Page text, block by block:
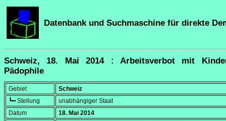
Datenbank und Suchmaschine für direkte
Schweiz, 18. Mai 2014 : Arbeitsverbot mit
Pädophile
Gebiet
Schweiz
┗━ Stellung
unabhängiger Staat
Datum
18. Mai 2014